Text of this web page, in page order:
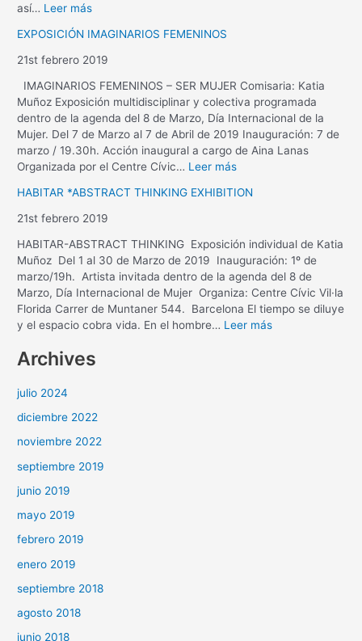
así… Leer más
EXPOSICIÓN IMAGINARIOS FEMENINOS
21st febrero 2019
IMAGINARIOS FEMENINOS – SER MUJER Comisaria: Katia
Muñoz Exposición multidisciplinar y colectiva programada
dentro de la agenda del 8 de Marzo, Día Internacional de la
Mujer. Del 7 de Marzo al 7 de Abril de 2019 Inauguración: 7 de
marzo / 19.30h. Acción inaugural a cargo de Aina Lanas
Organizada por el Centre Cívic… Leer más
HABITAR *ABSTRACT THINKING EXHIBITION
21st febrero 2019
HABITAR-ABSTRACT THINKING Exposición individual de Katia
Muñoz Del 1 al 30 de Marzo de 2019 Inauguración: 1º de
marzo/19h. Artista invitada dentro de la agenda del 8 de
Marzo, Día Internacional de Mujer Organiza: Centre Cívic Vil·la
Florida Carrer de Muntaner 544. Barcelona El tiempo se diluye
y el espacio cobra vida. En el hombre… Leer más
Archives
julio 2024
diciembre 2022
noviembre 2022
septiembre 2019
junio 2019
mayo 2019
febrero 2019
enero 2019
septiembre 2018
agosto 2018
junio 2018